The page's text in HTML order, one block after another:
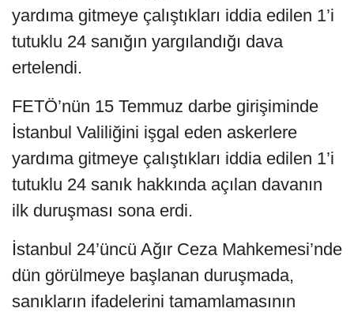
yardıma gitmeye çalıştıkları iddia edilen 1’i
tutuklu 24 sanığın yargılandığı dava
ertelendi.
FETÖ’nün 15 Temmuz darbe girişiminde
İstanbul Valiliğini işgal eden askerlere
yardıma gitmeye çalıştıkları iddia edilen 1’i
tutuklu 24 sanık hakkında açılan davanın
ilk duruşması sona erdi.
İstanbul 24’üncü Ağır Ceza Mahkemesi’nde
dün görülmeye başlanan duruşmada,
sanıkların ifadelerini tamamlamasının